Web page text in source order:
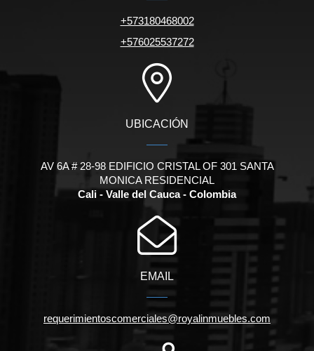
+573180468002
+576025537272
UBICACIÓN
AV 6A # 28-98 EDIFICIO CRISTAL OF 301 SANTA
MONICA RESIDENCIAL
Cali - Valle del Cauca - Colombia
EMAIL
requerimientoscomerciales@royalinmuebles.com